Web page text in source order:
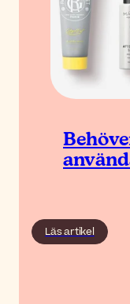
Läs artikel